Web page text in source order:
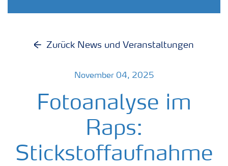
Zurück News und Veranstaltungen
November 04, 2025
Fotoanalyse im
Raps:
Stickstoffaufnahme